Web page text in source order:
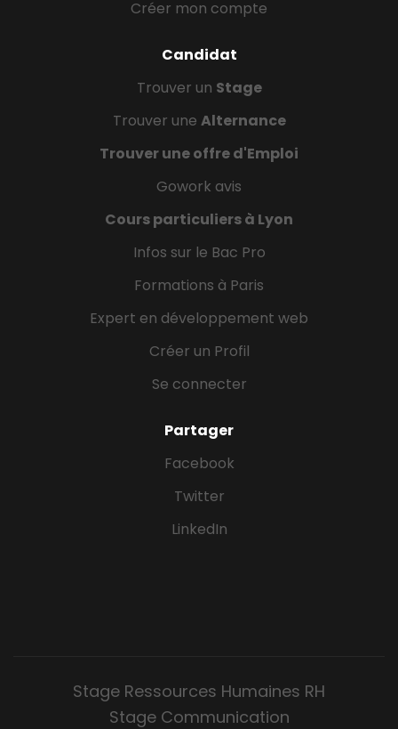
Créer mon compte
Candidat
Trouver un Stage
Trouver une Alternance
Trouver une offre d'Emploi
Gowork avis
Cours particuliers à Lyon
Infos sur le Bac Pro
Formations à Paris
Expert en développement web
Créer un Profil
Se connecter
Partager
Facebook
Twitter
LinkedIn
Stage Ressources Humaines RH
Stage Communication